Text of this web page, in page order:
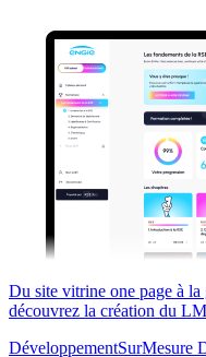
Du site vitrine one page à la
découvrez la création du
DéveloppementSurMesure